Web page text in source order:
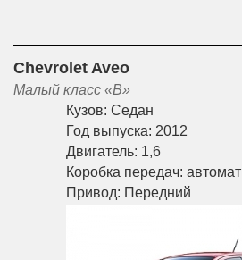
Chevrolet Aveo
Малый класс «B»
Кузов: Седан
Год выпуска: 2012
Двигатель: 1,6
Коробка передач: автомат
Привод: Передний